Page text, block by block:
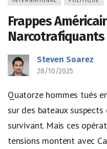
Frappes
Narcotrafiquants
Steven Soarez
28/10/2025
Quatorze hommes tués
sur des bateaux
survivant. Mais ces
tensions montent avec